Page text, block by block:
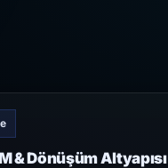
& Dönüşüm Altyapısı